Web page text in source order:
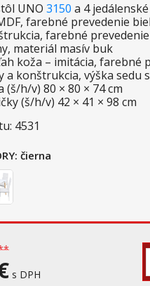
UNO 3150 a 4
farebné prevedenie
farebné
materiál masív buk
koža – imitácia, farebné
a konštrukcia, výška sedu
(š/h/v) 80 × 80 × 74 cm
(š/h/v) 42 × 41 × 98 cm
4531
čierna
s DPH